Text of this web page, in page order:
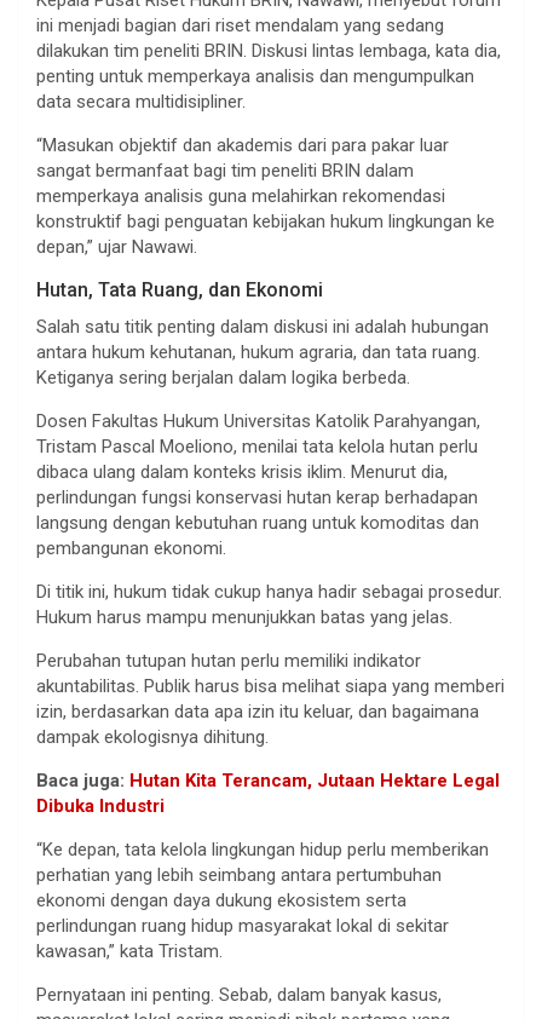
ini menjadi bagian dari riset mendalam yang sedang
dilakukan tim peneliti BRIN. Diskusi lintas lembaga, kata dia,
penting untuk memperkaya analisis dan mengumpulkan
data secara multidisipliner.
“Masukan objektif dan akademis dari para pakar luar
sangat bermanfaat bagi tim peneliti BRIN dalam
memperkaya analisis guna melahirkan rekomendasi
konstruktif bagi penguatan kebijakan hukum lingkungan ke
depan,” ujar Nawawi.
Hutan, Tata Ruang, dan Ekonomi
Salah satu titik penting dalam diskusi ini adalah hubungan
antara hukum kehutanan, hukum agraria, dan tata ruang.
Ketiganya sering berjalan dalam logika berbeda.
Dosen Fakultas Hukum Universitas Katolik Parahyangan,
Tristam Pascal Moeliono, menilai tata kelola hutan perlu
dibaca ulang dalam konteks krisis iklim. Menurut dia,
perlindungan fungsi konservasi hutan kerap berhadapan
langsung dengan kebutuhan ruang untuk komoditas dan
pembangunan ekonomi.
Di titik ini, hukum tidak cukup hanya hadir sebagai prosedur.
Hukum harus mampu menunjukkan batas yang jelas.
Perubahan tutupan hutan perlu memiliki indikator
akuntabilitas. Publik harus bisa melihat siapa yang memberi
izin, berdasarkan data apa izin itu keluar, dan bagaimana
dampak ekologisnya dihitung.
Baca juga: Hutan Kita Terancam, Jutaan Hektare Legal
Dibuka Industri
“Ke depan, tata kelola lingkungan hidup perlu memberikan
perhatian yang lebih seimbang antara pertumbuhan
ekonomi dengan daya dukung ekosistem serta
perlindungan ruang hidup masyarakat lokal di sekitar
kawasan,” kata Tristam.
Pernyataan ini penting. Sebab, dalam banyak kasus,